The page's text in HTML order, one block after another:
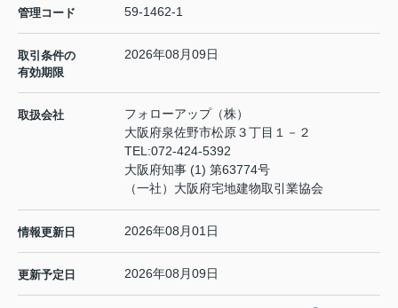
管理コード 59-1462-1
取引条件の
有効期限
2026年08月09日
取扱会社
フォローアップ（株）
大阪府泉佐野市松原３丁目１－２
TEL:072-424-5392
大阪府知事 (1) 第63774号
（一社）大阪府宅地建物取引業協会
情報更新日 2026年08月01日
更新予定日 2026年08月09日